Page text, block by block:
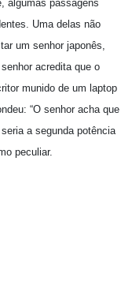
algumas passagens
Uma delas não
um senhor japonês,
acredita que o
munido de um laptop
“O senhor acha que
a segunda potência
peculiar.